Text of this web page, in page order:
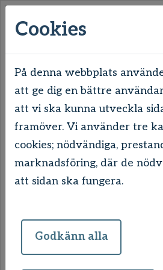
Hem
Skogslyckan & Unneröd
Skogslyckan &
njuta av grönområden.
Cookies
På denna webbplats
att ge dig en bättre
att vi ska kunna utveckla
framöver. Vi använder tre
cookies; nödvändiga,
marknadsföring, där de
att sidan ska fungera.
Godkänn alla